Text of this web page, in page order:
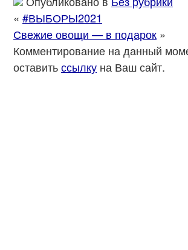
« #ВЫБОРЫ2021
Свежие овощи — в подарок »
Комментирование на данный
оставитьссылку на Ваш сайт.